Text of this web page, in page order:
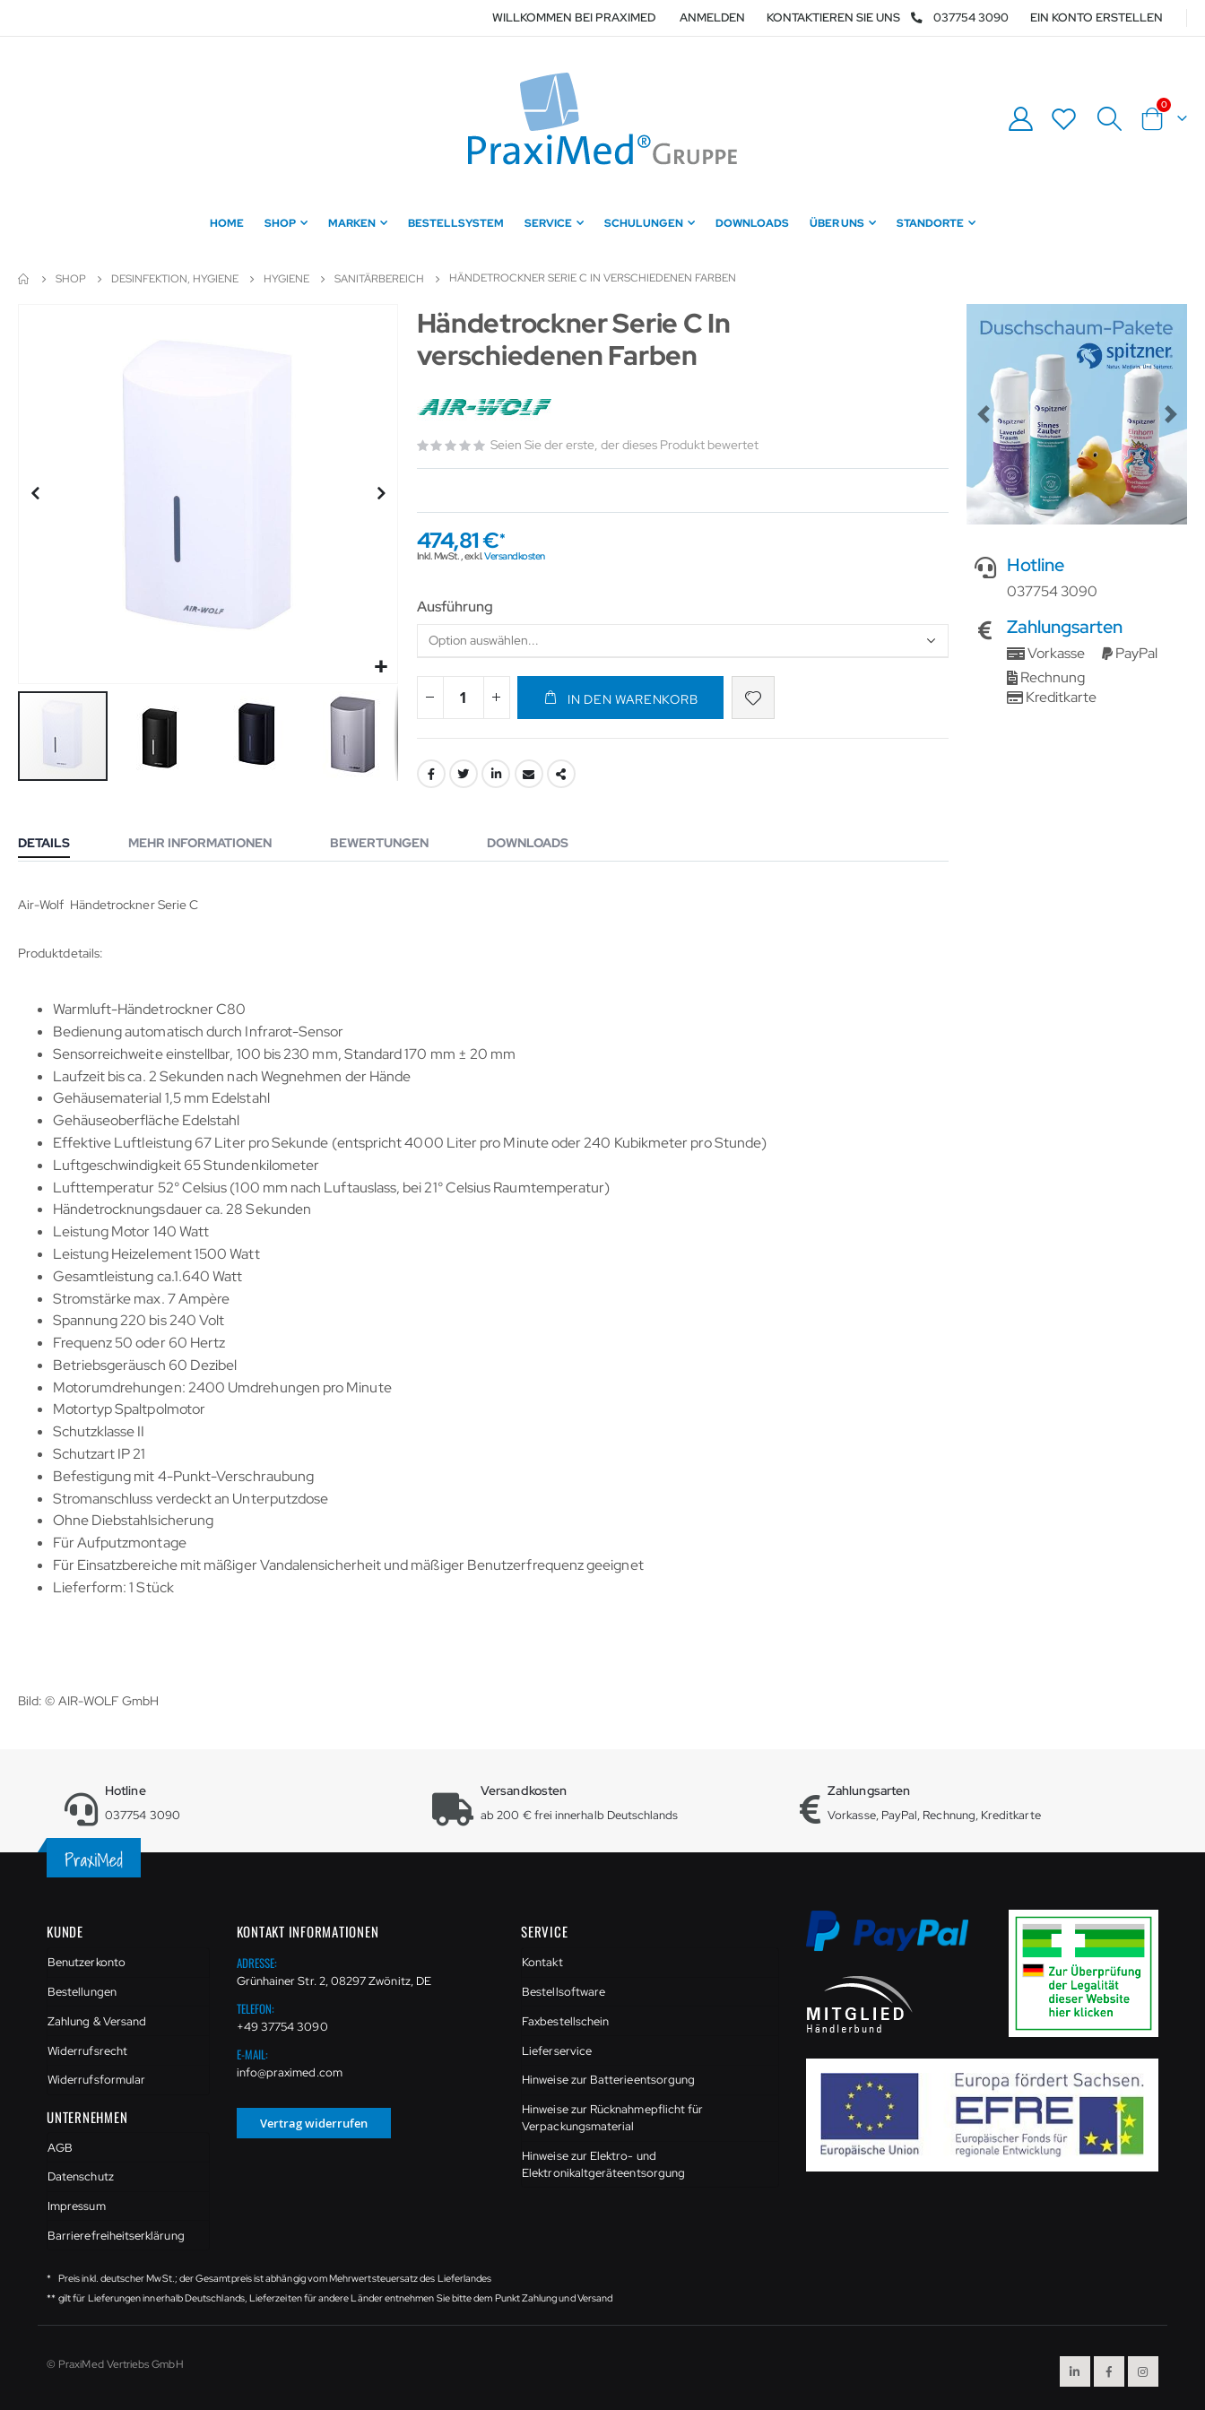
zum
WILLKOMMEN BEI PRAXIMED ANMELDEN KONTAKTIEREN SIE UNS 037754 3090 EIN KONTO ERSTELLEN
Warenkorb
0Artikel
HOME SHOP MARKEN BESTELLSYSTEM SERVICE SCHULUNGEN DOWNLOADS ÜBER UNS STANDORTE
SHOP DESINFEKTION, HYGIENE HYGIENE SANITÄRBEREICH HÄNDETROCKNER SERIE C IN VERSCHIEDENEN FARBEN
Zum
Anfang
der
Bildergalerie
Händetrockner Serie C In
verschiedenen Farben
Seien Sie der erste, der dieses Produkt bewertet
474,81 €
Inkl. MwSt.,exkl.Versandkosten
Ausführung
IN DEN WARENKORB
DETAILS
Air-Wolf Händetrockner Serie C
Produktdetails:
Warmluft-Händetrockner C80
Bedienung automatisch durch Infrarot-Sensor
Sensorreichweite einstellbar, 100 bis 230 mm, Standard 170 mm ± 20 mm
Laufzeit bis ca. 2 Sekunden nach Wegnehmen der Hände
Gehäusematerial 1,5 mm Edelstahl
Gehäuseoberfläche Edelstahl
Effektive Luftleistung 67 Liter pro Sekunde (entspricht 4000 Liter pro Minute oder 240 Kubikmeter pro Stunde)
Luftgeschwindigkeit 65 Stundenkilometer
Lufttemperatur 52° Celsius (100 mm nach Luftauslass, bei 21° Celsius Raumtemperatur)
Händetrocknungsdauer ca. 28 Sekunden
Leistung Motor 140 Watt
Leistung Heizelement 1500 Watt
Gesamtleistung ca.1.640 Watt
Stromstärke max. 7 Ampère
Spannung 220 bis 240 Volt
Frequenz 50 oder 60 Hertz
Betriebsgeräusch 60 Dezibel
Motorumdrehungen: 2400 Umdrehungen pro Minute
Motortyp Spaltpolmotor
Schutzklasse II
Schutzart IP 21
Befestigung mit 4-Punkt-Verschraubung
Stromanschluss verdeckt an Unterputzdose
Ohne Diebstahlsicherung
Für Aufputzmontage
Für Einsatzbereiche mit mäßiger Vandalensicherheit und mäßiger Benutzerfrequenz geeignet
Lieferform: 1 Stück
Bild: © AIR-WOLF GmbH
MEHR INFORMATIONEN BEWERTUNGEN DOWNLOADS
Previous Next
Hotline
037754 3090
Zahlungsarten
Vorkasse
PayPal
Rechnung
Kreditkarte
Hotline
037754 3090
Versandkosten
ab 200 € frei innerhalb Deutschlands
Zahlungsarten
Vorkasse, PayPal, Rechnung, Kreditkarte
KUNDE
Benutzerkonto
Bestellungen
Zahlung & Versand
Widerrufsrecht
Widerrufsformular
UNTERNEHMEN
AGB
Datenschutz
Impressum
Barrierefreiheitserklärung
KONTAKT INFORMATIONEN
ADRESSE:
Grünhainer Str. 2, 08297 Zwönitz, DE
TELEFON:
+49 37754 3090
E-MAIL:
info@praximed.com
Vertrag widerrufen
SERVICE
Kontakt
Bestellsoftware
Faxbestellschein
Lieferservice
Hinweise zur Batterieentsorgung
Hinweise zur Rücknahmepflicht für
Verpackungsmaterial
Hinweise zur Elektro- und
Elektronikaltgeräteentsorgung
* Preis inkl. deutscher MwSt.; der Gesamtpreis ist abhängig vom Mehrwertsteuersatz des Lieferlandes
** gilt für Lieferungen innerhalb Deutschlands, Lieferzeiten für andere Länder entnehmen Sie bitte dem Punkt Zahlung und Versand
© PraxiMed Vertriebs GmbH